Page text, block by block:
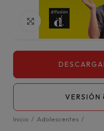
Click para agrandar
VERSIÓN
Inicio
Adolescentes